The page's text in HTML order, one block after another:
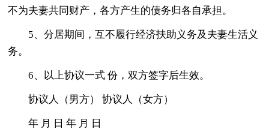
不为夫妻共同财产，各方产生的债务归各自承担。
5、分居期间，互不履行经济扶助义务及夫妻生活义
务。
6、以上协议一式 份，双方签字后生效。
协议人（男方） 协议人（女方）
年 月 日 年 月 日